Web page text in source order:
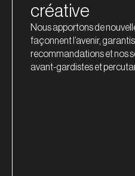
créative
Nous apportons de
façonnent l’avenir,
recommandations et nos
avant-gardistes et